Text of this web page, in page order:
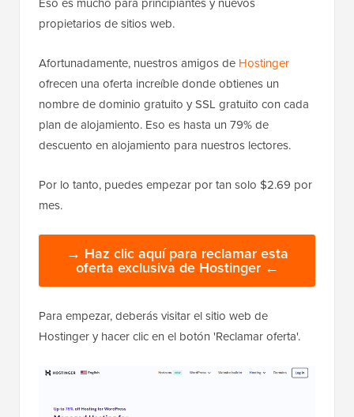
propietarios de sitios web.
Afortunadamente, nuestros amigos de Hostinger
ofrecen una oferta increíble donde obtienes un
nombre de dominio gratuito y SSL gratuito con cada
plan de alojamiento. Eso es hasta un 79% de
descuento en alojamiento para nuestros lectores.
Por lo tanto, puedes empezar por tan solo $2.69 por
mes.
→ Haz clic aquí para reclamar esta
oferta exclusiva de Hostinger ←
Para empezar, deberás visitar el sitio web de
Hostinger y hacer clic en el botón 'Reclamar oferta'.